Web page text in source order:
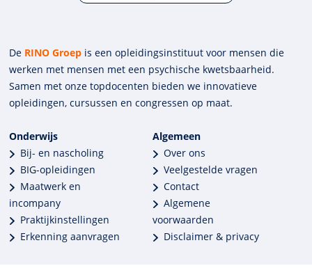
De RINO Groep is een opleidings­insti­tuut voor mensen die
werken met mensen met een psychische kwets­baar­heid.
Samen met onze top­docenten bieden we innova­tieve
opleidingen, cursussen en congres­sen op maat.
Onderwijs
Bij- en nascholing
BIG-opleidingen
Maatwerk en
incompany
Praktijkinstellingen
Erkenning aanvragen
Algemeen
Over ons
Veelgestelde vragen
Contact
Algemene
voorwaarden
Disclaimer & privacy